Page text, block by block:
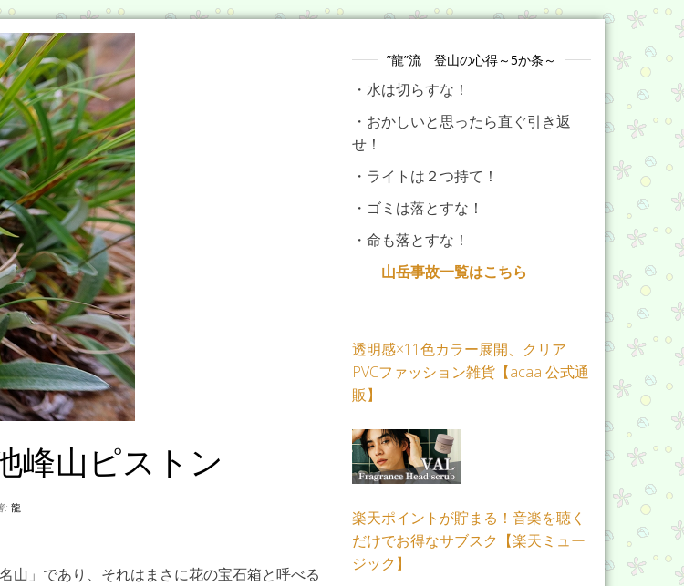
峰山ピストン
: 龍
山」であり、それはまさに花の宝石箱と呼べる
”龍”流 登山の心得～5か条～
・水は切らすな！
・おかしいと思ったら直ぐ引き返
せ！
・ライトは２つ持て！
・ゴミは落とすな！
・命も落とすな！
山岳事故一覧はこちら
透明感×11色カラー展開、クリア
PVCファッション雑貨【acaa 公式通
販】
楽天ポイントが貯まる！音楽を聴く
だけでお得なサブスク【楽天ミュー
ジック】